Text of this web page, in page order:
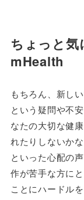
ちょっと
mHealth
もちろん、新し
という疑問や不
なたの大切な健
れたりしないか
といった心配の
作が苦手な方に
ことにハードル